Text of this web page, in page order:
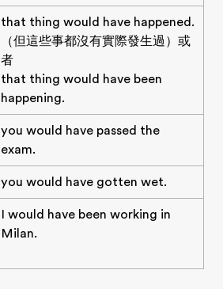
that thing would have happened.
（但這些事都沒有實際發生過）或
者
that thing would have been
happening.
you would have passed the
exam.
you would have gotten wet.
I would have been working in
Milan.